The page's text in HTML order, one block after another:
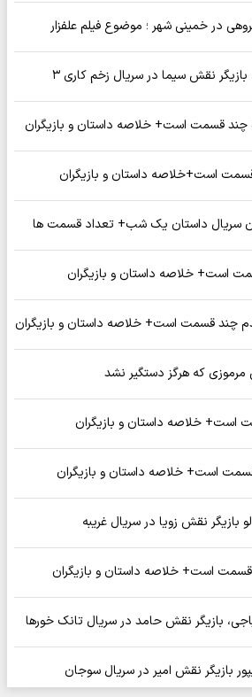
در خمینی شهر ؛ موضوع فیلم علفزار
بازیگر نقش سیما در سریال زخم کاری ۳
چند قسمت است+ خلاصه داستان و بازیگران
است+خلاصه داستان و بازیگران
سریال داستان یک شب+ تعداد قسمت ها
است+ خلاصه داستان و بازیگران
چند قسمت است+ خلاصه داستان و بازیگران
که هرگز دستگیر نشد
خلاصه داستان و بازیگران
است+ خلاصه داستان و بازیگران
بازیگر نقش زویا در سریال غریبه
قسمت است+ خلاصه داستان و بازیگران
بازیگر نقش حامد در سریال تانک خورها
بازیگر نقش امیر در سریال سوجان